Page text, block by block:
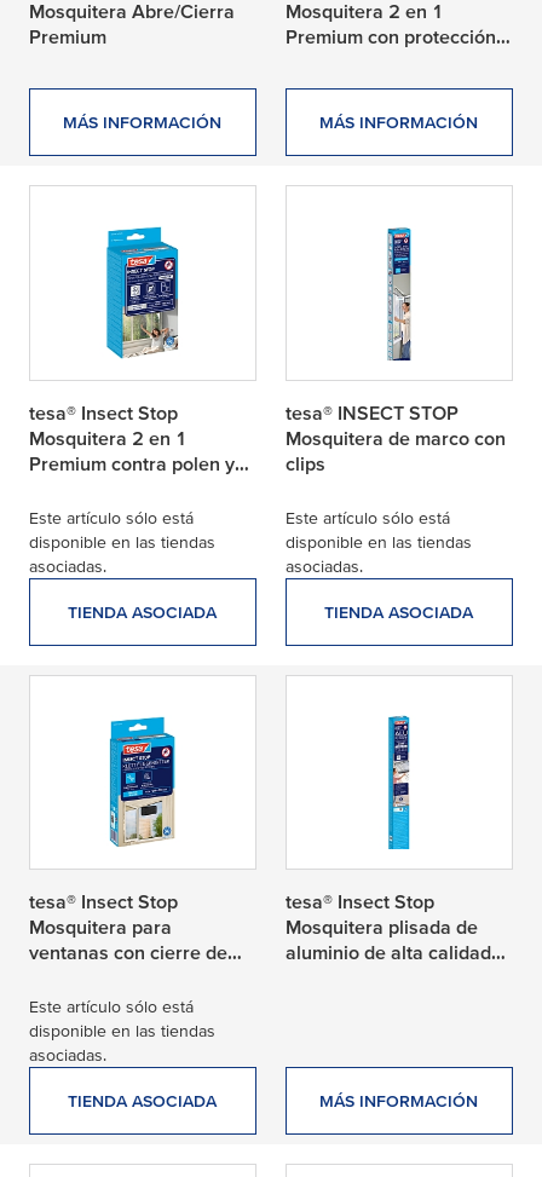
Mosquitera Abre/Cierra
Premium
MÁS INFORMACIÓN
Mosquitera 2 en 1
Premium con protección
MÁS INFORMACIÓN
tesa® Insect Stop
Mosquitera 2 en 1
Premium contra polen y
Este artículo sólo está
disponible en las tiendas
asociadas.
TIENDA ASOCIADA
tesa® INSECT STOP
Mosquitera de marco con
clips
Este artículo sólo está
disponible en las tiendas
asociadas.
TIENDA ASOCIADA
tesa® Insect Stop
Mosquitera para
ventanas con cierre de
Este artículo sólo está
disponible en las tiendas
asociadas.
TIENDA ASOCIADA
tesa® Insect Stop
Mosquitera plisada de
aluminio de alta calidad
MÁS INFORMACIÓN